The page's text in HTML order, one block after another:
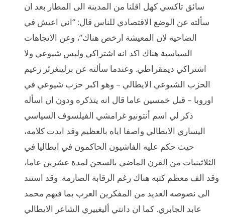
سائق تاكسي كهل اقلنا من المدينة الى المطار بعد ان
سألته عن الوضع الاقتصادي للناس قال: “اني اعيش في
الضاحية لان المعيشة ارخص هناك”، وعن الاتجاهات
السياسية هناك اكد انه اشتراكي وليس شيوعي ولا
اشتراكي ديمقراطي. وعندما سألته عن برلينغرئر زعيم
الحزب الشيوعي الايطالي – وهو اكبر حزب شيوعي في
اوروبا – قبل خمسين عاما قال انه يتذكره ودون ان اسأله
ذكر لي اسم أنتونيو غرامشي الفيلسوف السياسي
اليساري الايطالي واصفا اياه بالعظيم وقد ايدت كلامه،
حيث حكم عليه الفاشيون الحاكمون في ايطاليا في
الثلاثينيات من القرن الماضي بالسجن لمدة عشرين عاما،
وقد الف معظم كتبه هناك رغم الرقابة الصارمة. وقد استند
الى نصوصه العديد من المفكرين العرب بما فيهم محمد
عابد الجابري. كما ان دانتي أليغييري الشاعر الايطالي